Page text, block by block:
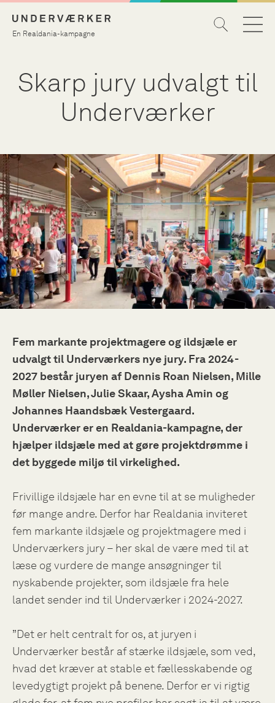
En Realdania-kampagne
Skarp jury udvalgt til
Underværker
Fem markante projektmagere og ildsjæle er
udvalgt til Underværkers nye jury. Fra 2024-
2027 består juryen af Dennis Roan Nielsen, Mille
Møller Nielsen, Julie Skaar, Aysha Amin og
Johannes Haandsbæk Vestergaard.
Underværker er en Realdania-kampagne, der
hjælper ildsjæle med at gøre projektdrømme i
det byggede miljø til virkelighed.
Frivillige ildsjæle har en evne til at se muligheder
før mange andre. Derfor har Realdania inviteret
fem markante ildsjæle og projektmagere med i
Underværkers jury – her skal de være med til at
læse og vurdere de mange ansøgninger til
nyskabende projekter, som ildsjæle fra hele
landet sender ind til Underværker i 2024-2027.
”Det er helt centralt for os, at juryen i
Underværker består af stærke ildsjæle, som ved,
hvad det kræver at stable et fællesskabende og
levedygtigt projekt på benene. Derfor er vi rigtig